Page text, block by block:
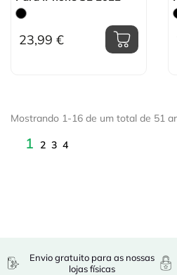
23,99 €
Mostrando 1-16 de um total de 51
1 2 3 4
Envio gratuito para as nossas
lojas físicas